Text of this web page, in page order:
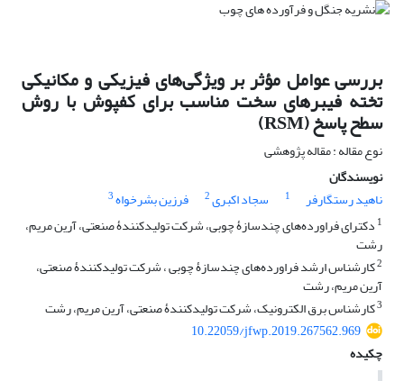
بررسی عوامل مؤثر بر ویژگی‌های فیزیکی و مکانیکی
تخته فیبرهای سخت مناسب برای کفپوش با روش
سطح پاسخ (RSM)
نوع مقاله : مقاله پژوهشی
نویسندگان
ناهید رستگارفر
1 سجاد اکبری2 فرزین بشرخواه3
1 دکترای فراورده‌های چندسازۀ چوبی، شرکت تولیدکنندۀ صنعتی، آرین مریم،
رشت
2کارشناس ارشد فراورده‌های چندسازۀ چوبی ، شرکت تولیدکنندۀ صنعتی،
آرین مریم، رشت
3کارشناس برق الکترونیک، شرکت تولیدکنندۀ صنعتی، آرین مریم، رشت
10.22059/jfwp.2019.267562.969
چکیده